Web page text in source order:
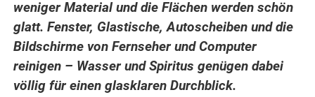
weniger Material und die Flächen werden schön
glatt. Fenster, Glastische, Autoscheiben und die
Bildschirme von Fernseher und Computer
reinigen – Wasser und Spiritus genügen dabei
völlig für einen glasklaren Durchblick.